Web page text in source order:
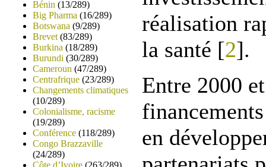
Bénin (13/289)
Big Pharma (16/289)
Botswana (9/289)
Brevet (83/289)
Burkina (18/289)
Burundi (30/289)
Cameroun (47/289)
Centrafrique (23/289)
Changements climatiques
(10/289)
Colonialisme, racisme
(19/289)
Conférence (118/289)
Congo Brazzaville
(24/289)
Côte d’Ivoire (263/289)
réalisation
la santé [2].
Entre 2000
en